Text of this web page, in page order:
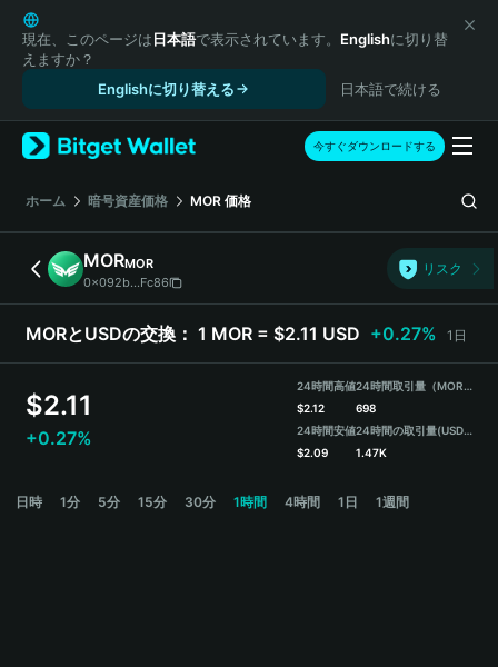
English
日本語
Tiếng Việt
Español (Latinoamérica)
Türkçe
Français
Deutsch
简体中文
繁體中文
Português (Portugal)
Bahasa Indonesia
ภาษาไทย
Español
Español (Argentina)
現在、このページは日本語で表示されています。 Englishに切り替
えますか？
Englishに切り替える
日本語で続ける
今すぐダウンロードする
ホーム 暗号資産価格 MOR 価格
MORMOR
0x092b...Fc86
リスク
MORとUSDの交換： 1 MOR = $2.11 USD +0.27% 1日
$2.11
+0.27%
24時間高値
$2.12
24時間安値
$2.09
24時間取引量（MOR）
698
24時間の取引量(USDT)
1.47K
日時 1分 5分 15分 30分 1時間 4時間 1日 1週間